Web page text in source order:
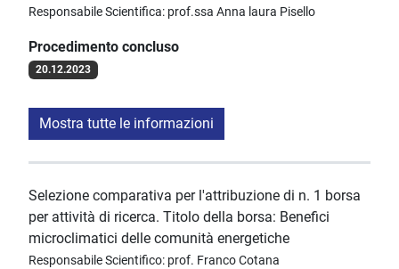
Responsabile Scientifica: prof.ssa Anna laura Pisello
Procedimento concluso
20.12.2023
Mostra tutte le informazioni
Selezione comparativa per l'attribuzione di n. 1 borsa
per attività di ricerca. Titolo della borsa: Benefici
microclimatici delle comunità energetiche
Responsabile Scientifico: prof. Franco Cotana